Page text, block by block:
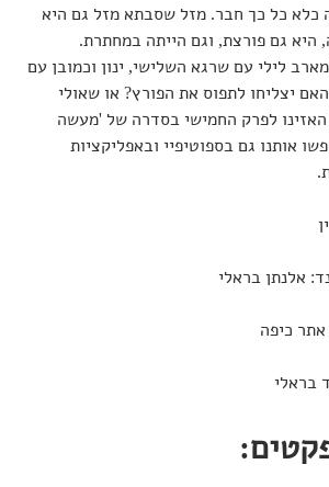
כלא כל כך חבר. מזל שסבתא מזל גם היא
גם פורצת, וגם הייתה במחתרת.
לילי עם שרגא השלישי, ינון וכמובן עם
יצליחו לתפוס את הפורץ? או שאולי
האזינו לפרק החמישי בסדרה של 'מעשה
אותנו גם בספוטיפיי ובאפליקציות
אלנתן בראלי
אתר כיפה
בראלי